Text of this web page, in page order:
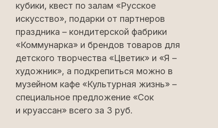
кубики, квест по залам «Русское
искусство», подарки от партнеров
праздника – кондитерской фабрики
«Коммунарка» и брендов товаров для
детского творчества «Цветик» и «Я –
художник», а подкрепиться можно в
музейном кафе «Культурная жизнь» –
специальное предложение «Сок
и круассан» всего за 3 руб.